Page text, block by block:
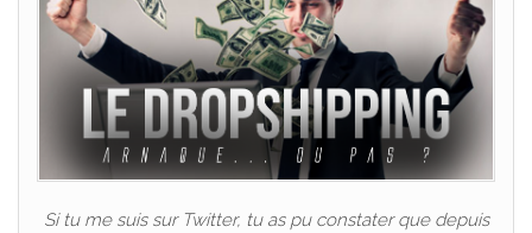
Si tu me suis sur Twitter, tu as pu constater que depuis